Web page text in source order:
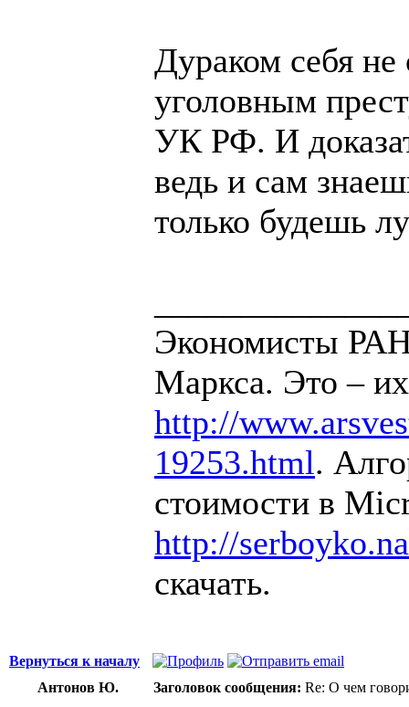
Дураком себя
уголовным
УК РФ. И
ведь и сам
только будешь
Экономисты
Маркса. Это –
http://
19253.html.
стоимости в
http://
скачать.
Вернуться к началу
Антонов Ю.
Заголовок сообщения: Re: О чем